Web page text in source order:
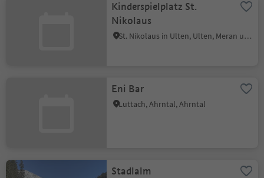
Kinderspielplatz St.
Nikolaus
St. Nikolaus in Ulten, Ulten, Meran und Umgebung
Eni Bar
Luttach, Ahrntal, Ahrntal
Stadlalm